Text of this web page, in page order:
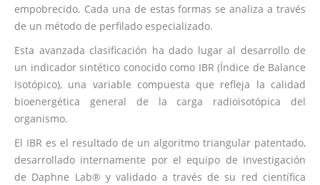
empobrecido. Cada una de estas formas se analiza a través
de un método de perfilado especializado.
Esta avanzada clasificación ha dado lugar al desarrollo de
un indicador sintético conocido como IBR (Índice de Balance
Isotópico), una variable compuesta que refleja la calidad
bioenergética general de la carga radioisotópica del
organismo.
El IBR es el resultado de un algoritmo triangular patentado,
desarrollado internamente por el equipo de investigación
de Daphne Lab® y validado a través de su red científica